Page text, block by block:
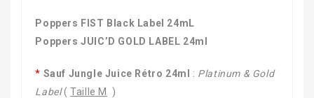
Poppers FIST Black Label 24mL
Poppers JUIC’D GOLD LABEL 24ml
* Sauf Jungle Juice Rétro 24ml : Platinum & Gold
Label(Taille M )